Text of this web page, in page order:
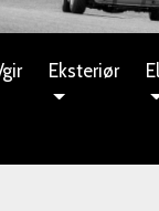
Eksteriør